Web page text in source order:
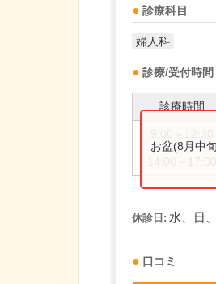
診療科目
婦人科
診療/受付時間
診療時間
お盆(8月中
休診日: 水、日
口コミ